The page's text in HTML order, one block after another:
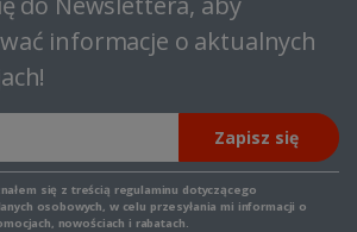
informacje o aktualnych
Zapisz się
się z treścią regulaminu dotyczącego
osobowych, w celu przesyłania mi informacji o
nowościach i rabatach.